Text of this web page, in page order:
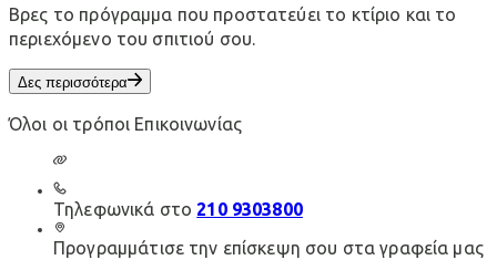
Βρες το πρόγραμμα που προστατεύει το κτίριο και το
περιεχόμενο του σπιτιού σου.
Δες περισσότερα
Όλοι οι τρόποι Επικοινωνίας
Τηλεφωνικά στο 210 9303800
Προγραμμάτισε την επίσκεψη σου στα γραφεία μας